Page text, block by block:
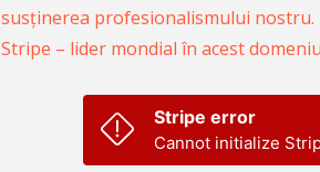
susținerea profesionalismului nostru.
Stripe – lider mondial în acest
Stripe error
Cannot initialize